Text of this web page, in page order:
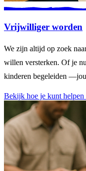
Vrijwilliger worden
We zijn altijd op zoek
willen versterken. Of je
kinderen begeleiden
Bekijk hoe je kunt helpen